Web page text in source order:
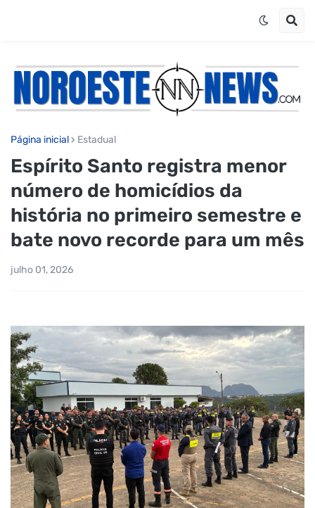
Página inicial Estadual
Espírito Santo registra menor
número de homicídios da
história no primeiro semestre e
bate novo recorde para um mês
julho 01, 2026